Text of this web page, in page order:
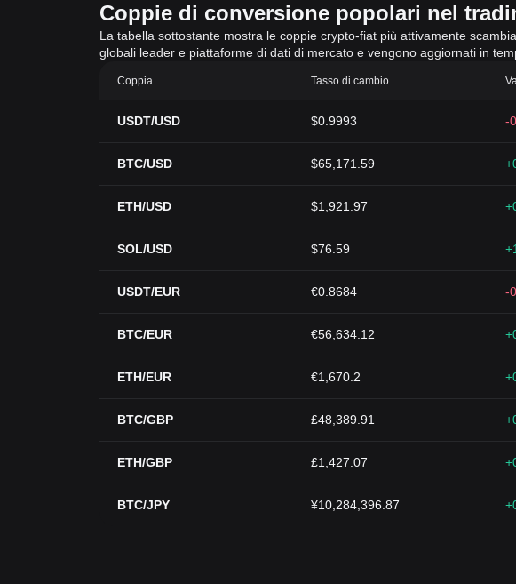
Coppie di conversione popolari nel
La tabella sottostante mostra le coppie crypto-fiat più attivamente
globali leader e piattaforme di dati di mercato e vengono aggiornati in
Coppia Tasso di cambio
USDT/USD $0.9993 -
BTC/USD $65,171.59
ETH/USD $1,921.97
SOL/USD $76.59
USDT/EUR €0.8684 -
BTC/EUR €56,634.12
ETH/EUR €1,670.2
BTC/GBP £48,389.91
ETH/GBP £1,427.07
BTC/JPY ¥10,284,396.87